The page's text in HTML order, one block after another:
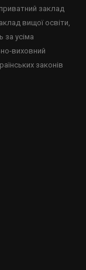
заклад
вищої освіти,
за усіма
виховний
законів